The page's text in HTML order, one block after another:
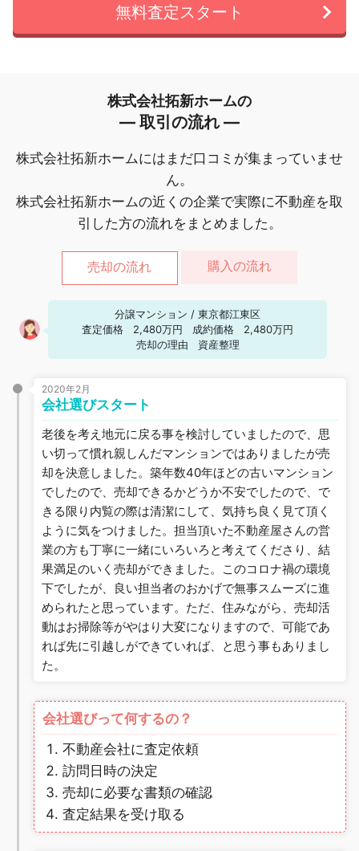
無料査定スタート
株式会社拓新ホームの
― 取引の流れ ―
株式会社拓新ホームにはまだ口コミが集まっていませ
ん。
株式会社拓新ホームの近くの企業で実際に不動産を取
引した方の流れをまとめました。
売却の流れ 購入の流れ
分譲マンション / 東京都江東区
査定価格
2,480万円 成約価格
2,480万円
売却の理由
資産整理
2020年2月
会社選びスタート
老後を考え地元に戻る事を検討していましたので、思
い切って慣れ親しんだマンションではありましたが売
却を決意しました。築年数40年ほどの古いマンション
でしたので、売却できるかどうか不安でしたので、で
きる限り内覧の際は清潔にして、気持ち良く見て頂く
ように気をつけました。担当頂いた不動産屋さんの営
業の方も丁寧に一緒にいろいろと考えてくださり、結
果満足のいく売却ができました。このコロナ禍の環境
下でしたが、良い担当者のおかげで無事スムーズに進
められたと思っています。ただ、住みながら、売却活
動はお掃除等がやはり大変になりますので、可能であ
れば先に引越しができていれば、と思う事もありまし
た。
会社選びって何するの？
不動産会社に査定依頼
訪問日時の決定
売却に必要な書類の確認
査定結果を受け取る